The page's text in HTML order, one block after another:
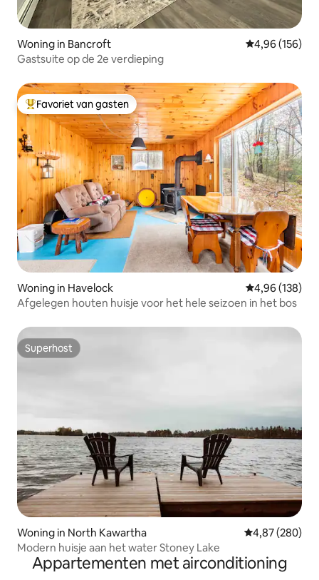
Woning in Bancroft Gemiddelde
4,96 (156)
Gastsuite op de 2e verdieping
Topfavoriet van gasten
Favoriet van gasten
Woning in Havelock Gemiddelde
4,96 (138)
Afgelegen houten huisje voor het hele seizoen in het bos
Superhost
Superhost
Woning in North Kawartha Gemiddelde
4,87 (280)
Modern huisje aan het water Stoney Lake
Appartementen met airconditioning